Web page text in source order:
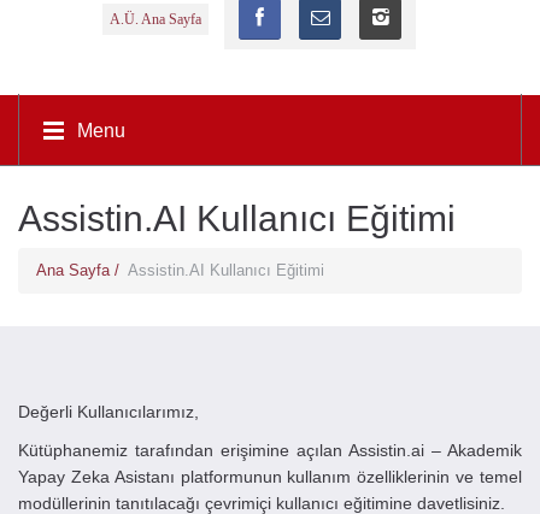
A.Ü. Ana Sayfa
Menu
Assistin.AI Kullanıcı Eğitimi
Ana Sayfa / Assistin.AI Kullanıcı Eğitimi
Değerli Kullanıcılarımız,
Kütüphanemiz tarafından erişimine açılan Assistin.ai – Akademik
Yapay Zeka Asistanı platformunun kullanım özelliklerinin ve temel
modüllerinin tanıtılacağı çevrimiçi kullanıcı eğitimine davetlisiniz.